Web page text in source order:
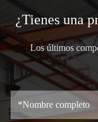
¿Tienes una
Los últimos